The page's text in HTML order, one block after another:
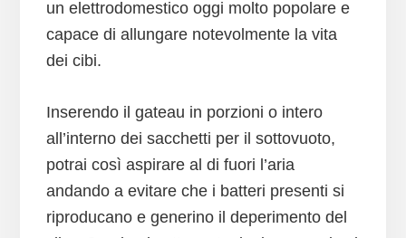
un elettrodomestico oggi molto popolare e
capace di allungare notevolmente la vita
dei cibi.
Inserendo il gateau in porzioni o intero
all’interno dei sacchetti per il sottovuoto,
potrai così aspirare al di fuori l’aria
andando a evitare che i batteri presenti si
riproducano e generino il deperimento del